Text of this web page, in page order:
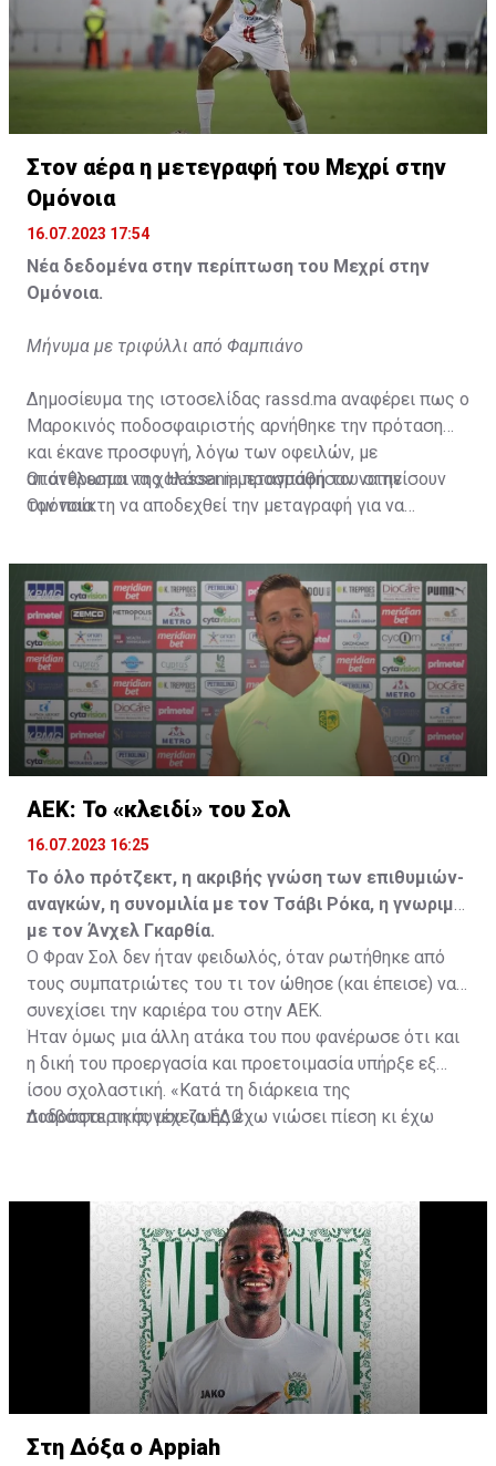
Στον αέρα η μετεγραφή του Μεχρί στην
Ομόνοια
16.07.2023 17:54
Νέα δεδομένα στην περίπτωση του Μεχρί στην
Ομόνοια.
Μήνυμα με τριφύλλι από Φαμπιάνο
Δημοσίευμα της ιστοσελίδας rassd.ma αναφέρει πως ο
Μαροκινός ποδοσφαιριστής αρνήθηκε την πρόταση
και έκανε προσφυγή, λόγω των οφειλών, με
αποτέλεσμα να χαλάσει η μεταγραφή του στην
Ομόνοια.
Οι άνθρωποι της Hassania προσπάθησαν να πείσουν
τον παίκτη να αποδεχθεί την μεταγραφή για να
μετακίνησή του, αλλά ο παίκτης αρνήθηκε και επέμεινε
να λύσει το συμβόλαιό του, ώστε να μετακομίσει
ελεύθερα σε οποιαδήποτε νέα ομάδα το τρέχον
καλοκαίρι.
ΑΕΚ: Το «κλειδί» του Σολ
16.07.2023 16:25
Το όλο πρότζεκτ, η ακριβής γνώση των επιθυμιών-
αναγκών, η συνομιλία με τον Τσάβι Ρόκα, η γνωριμία
με τον Άνχελ Γκαρθία.
Ο Φραν Σολ δεν ήταν φειδωλός, όταν ρωτήθηκε από
τους συμπατριώτες του τι τον ώθησε (και έπεισε) να
συνεχίσει την καριέρα του στην ΑΕΚ.
Ήταν όμως μια άλλη ατάκα του που φανέρωσε ότι και
η δική του προεργασία και προετοιμασία υπήρξε εξ
ίσου σχολαστική. «Κατά τη διάρκεια της
ποδοσφαιρικής μου ζωής έχω νιώσει πίεση κι έχω
31χρονος άσος.
Διαβάστε τη συνέχειαΕΔΩ
Στη Δόξα ο Appiah